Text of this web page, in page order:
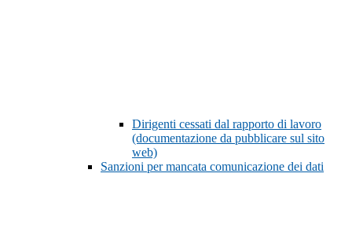
Dirigenti cessati dal rapporto di lavoro
(documentazione da pubblicare sul sito
web)
Sanzioni per mancata comunicazione dei dati